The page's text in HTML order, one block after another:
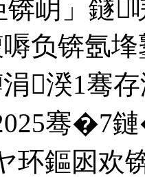
锛岄」鐩
负锛氬
湀1骞
骞�7
环鏂囦欢